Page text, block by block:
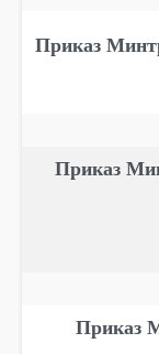
Приказ
Приказ
Приказ